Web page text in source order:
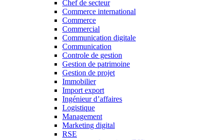
Chef de secteur
Commerce international
Commerce
Commercial
Communication digitale
Communication
Controle de gestion
Gestion de patrimoine
Gestion de projet
Immobilier
Import export
Ingénieur d’affaires
Logistique
Management
Marketing digital
RSE